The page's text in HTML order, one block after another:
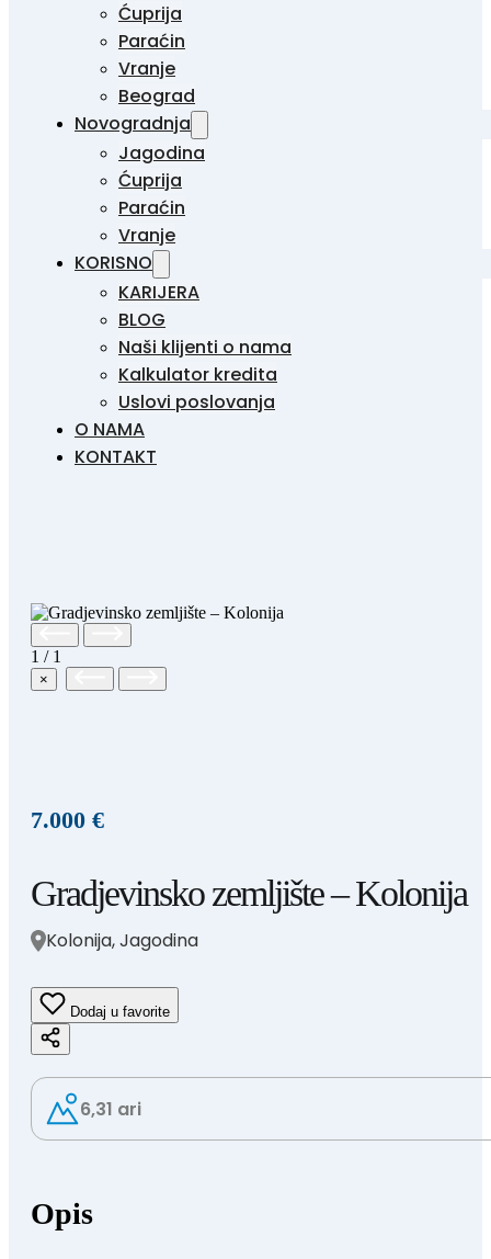
Ćuprija
Paraćin
Vranje
Beograd
Novogradnja
Jagodina
Ćuprija
Paraćin
Vranje
KORISNO
KARIJERA
BLOG
Naši klijenti o nama
Kalkulator kredita
Uslovi poslovanja
O NAMA
KONTAKT
1 / 1
×
7.000 €
Gradjevinsko zemljište – Kolonija
Kolonija, Jagodina
Dodaj u favorite
6,31 ari
Opis